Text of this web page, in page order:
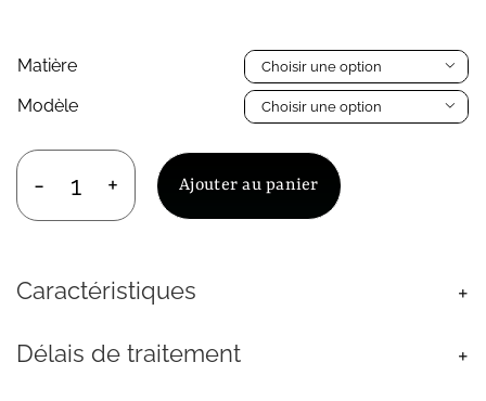
Matière 
Modèle 
quantité
de
Croix
Homme
Ajouter au panier
Caractéristiques
Délais de traitement